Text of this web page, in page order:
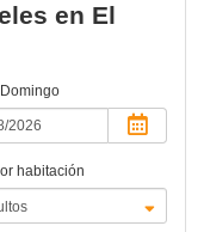
en El
Domingo
habitación